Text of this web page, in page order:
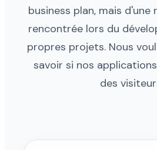
business plan, mais
rencontrée lors du
propres projets. Nous
savoir si nos
des